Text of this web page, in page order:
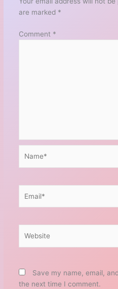
are marked *
Comment *
Save my name, email,
the next time I comment.